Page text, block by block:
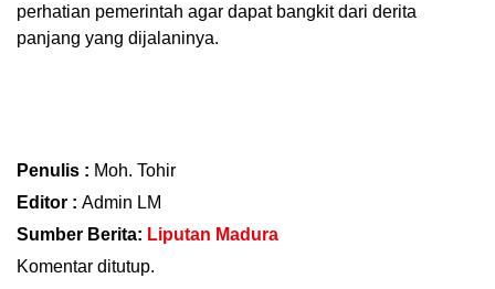
perhatian pemerintah agar dapat bangkit dari derita
panjang yang dijalaninya.
Penulis : Moh. Tohir
Editor : Admin LM
Sumber Berita: Liputan Madura
Komentar ditutup.